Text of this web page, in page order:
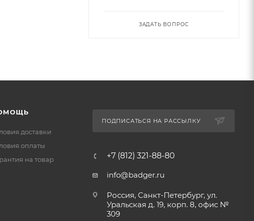
ЗАДАТЬ ВОПРОС
доставки
оплаты
на товар
ПОДПИСАТЬСЯ НА РАССЫЛКУ
+7 (812) 321-88-80
info@badger.ru
Россия, Санкт-Петербург, ул.
Уральская д. 19, корп. 8, офис №
309